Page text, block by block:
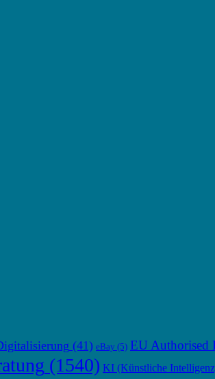
(41) eBay (5) EU Authorised
(1540) KI (Künstliche